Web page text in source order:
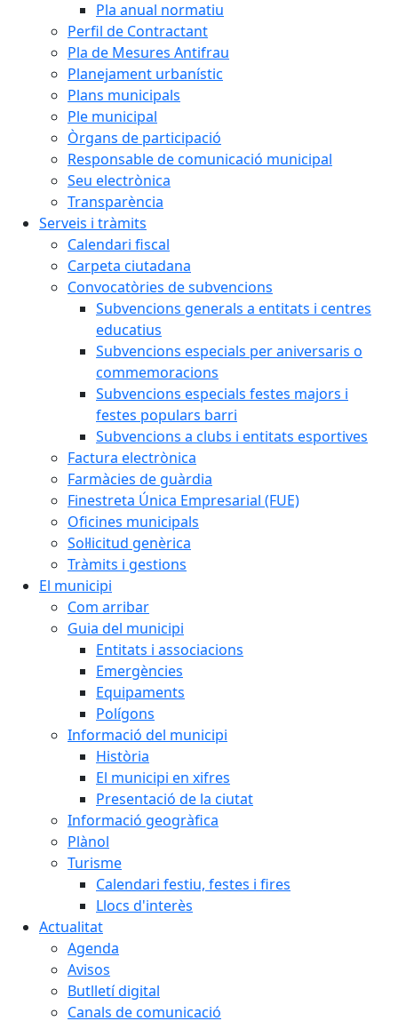
Pla anual normatiu
Perfil de Contractant
Pla de Mesures Antifrau
Planejament urbanístic
Plans municipals
Ple municipal
Òrgans de participació
Responsable de comunicació municipal
Seu electrònica
Transparència
Serveis i tràmits
Calendari fiscal
Carpeta ciutadana
Convocatòries de subvencions
Subvencions generals a entitats i centres
educatius
Subvencions especials per aniversaris o
commemoracions
Subvencions especials festes majors i
festes populars barri
Subvencions a clubs i entitats esportives
Factura electrònica
Farmàcies de guàrdia
Finestreta Única Empresarial (FUE)
Oficines municipals
Sol·licitud genèrica
Tràmits i gestions
El municipi
Com arribar
Guia del municipi
Entitats i associacions
Emergències
Equipaments
Polígons
Informació del municipi
Història
El municipi en xifres
Presentació de la ciutat
Informació geogràfica
Plànol
Turisme
Calendari festiu, festes i fires
Llocs d'interès
Actualitat
Agenda
Avisos
Butlletí digital
Canals de comunicació